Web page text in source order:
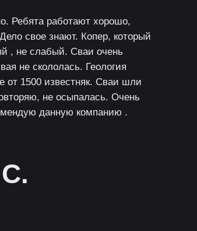
Ребята работают хорошо,
свое знают. Копер, который
, не слабый. Сваи очень
не скололась. Геология
от 1500 известняк. Сваи шли
не осыпалась. Очень
данную компанию .